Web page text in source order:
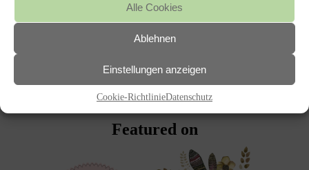
Alle Cookies
Ablehnen
Einstellungen anzeigen
Cookie-RichtlinieDatenschutz
HOCHZEIT
Featured on